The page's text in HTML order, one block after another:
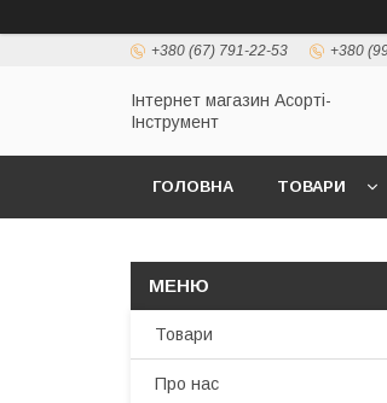
+380 (67) 791-22-53 +380
Інтернет магазин Асорті-
Інструмент
ГОЛОВНА ТОВАРИ
Товари
Про нас